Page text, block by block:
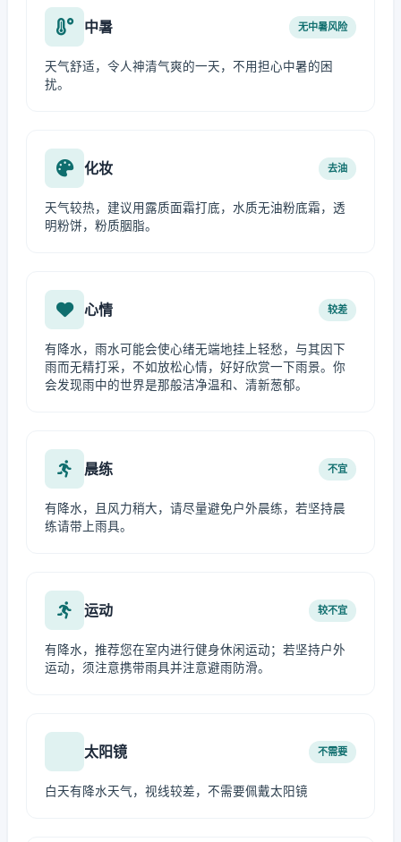
中暑 无中暑风险
天气舒适，令人神清气爽的一天，不用担心中暑的困
扰。
化妆 去油
天气较热，建议用露质面霜打底，水质无油粉底霜，透
明粉饼，粉质胭脂。
心情 较差
有降水，雨水可能会使心绪无端地挂上轻愁，与其因下
雨而无精打采，不如放松心情，好好欣赏一下雨景。你
会发现雨中的世界是那般洁净温和、清新葱郁。
晨练 不宜
有降水，且风力稍大，请尽量避免户外晨练，若坚持晨
练请带上雨具。
运动 较不宜
有降水，推荐您在室内进行健身休闲运动；若坚持户外
运动，须注意携带雨具并注意避雨防滑。
太阳镜 不需要
白天有降水天气，视线较差，不需要佩戴太阳镜